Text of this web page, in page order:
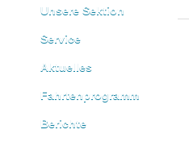
Unsere Sektion
Service
Aktuelles
Fahrtenprogramm
Berichte